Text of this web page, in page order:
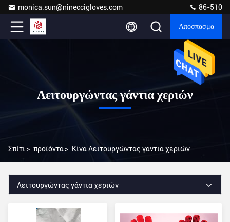
monica.sun@nineccigloves.com 86-510
Απόσπασμα
Λειτουργώντας γάντια χεριών
Σπίτι > προϊόντα> Κίνα Λειτουργώντας γάντια χεριών
Λειτουργώντας γάντια χεριών